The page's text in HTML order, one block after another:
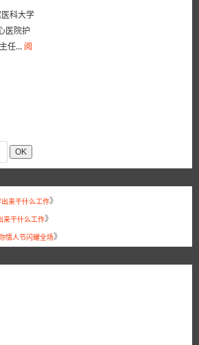
科大学
医院护
任... 阅
来干什么工作》
来干什么工作》
情人节闪耀全场》